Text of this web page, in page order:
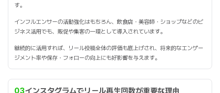
す。
インフルエンサーの活動強化はもちろん、飲食店・美容師・ショップなどのビ
ジネス活用でも、販促や集客の一環として導入されています。
継続的に活用すれば、リール投稿全体の評価も底上げされ、将来的なエンゲー
ジメント率や保存・フォローの向上にも好影響を与えます。
03インスタグラムでリール再生回数が重要な理由